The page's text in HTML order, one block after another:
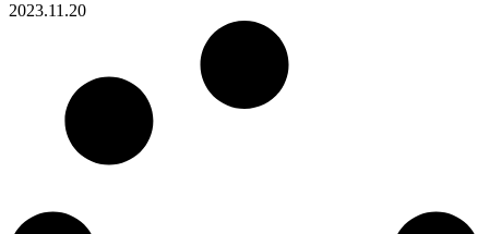
2023.11.20